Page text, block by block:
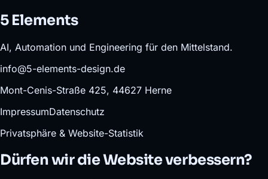
5 Elements
AI, Automation und Engineering für den Mittelstand.
info@5-elements-design.de
Mont-Cenis-Straße 425, 44627 Herne
ImpressumDatenschutz
Privatsphäre & Website-Statistik
Dürfen wir die Website verbessern?